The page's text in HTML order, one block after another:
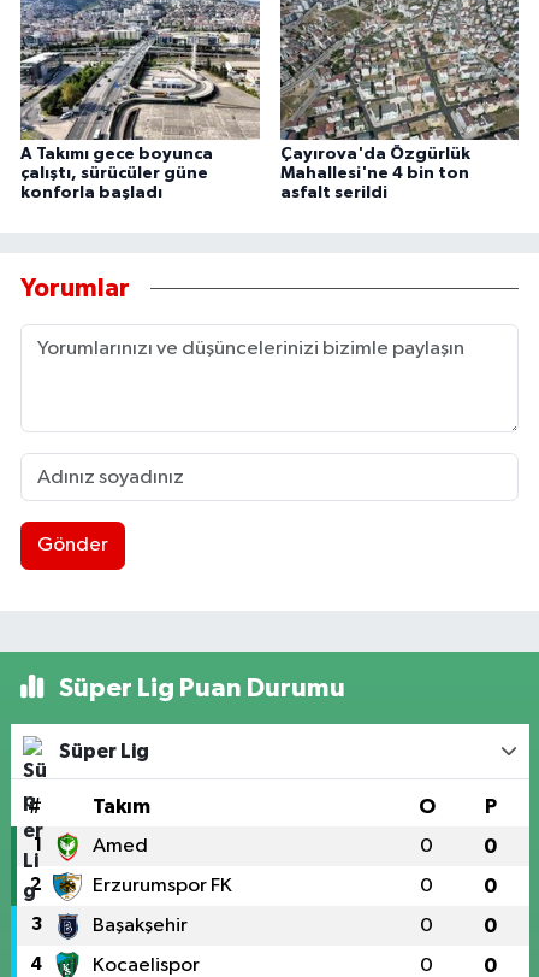
A Takımı gece boyunca
çalıştı, sürücüler güne
konforla başladı
Çayırova'da Özgürlük
Mahallesi'ne 4 bin ton
asfalt serildi
Yorumlar
Gönder
Süper Lig Puan Durumu
Süper Lig
# Takım O P
1 Amed 0 0
2 Erzurumspor FK 0 0
3 Başakşehir 0 0
4 Kocaelispor 0 0